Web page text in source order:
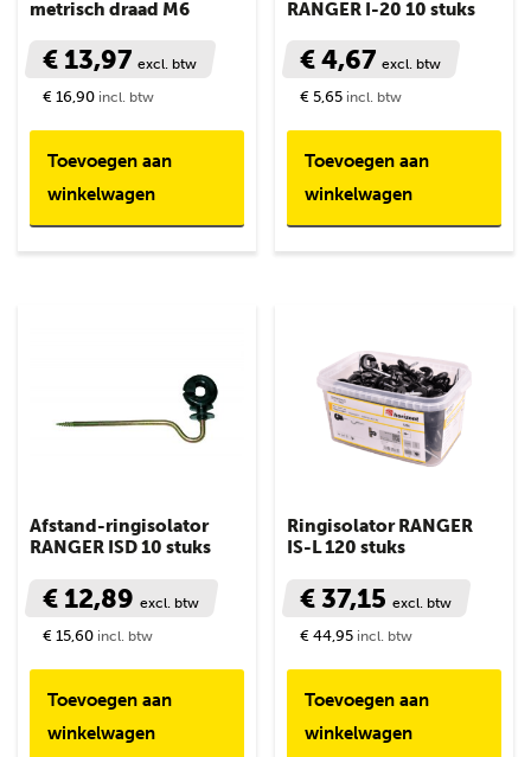
metrisch draad M6
€ 13,97 excl. btw
€ 16,90 incl. btw
Toevoegen aan
winkelwagen
RANGER I-20 10 stuks
€ 4,67excl. btw
€ 5,65 incl. btw
Toevoegen aan
winkelwagen
Afstand-ringisolator
RANGER ISD 10 stuks
€ 12,89 excl. btw
€ 15,60 incl. btw
Toevoegen aan
winkelwagen
Ringisolator RANGER
IS-L 120 stuks
€ 37,15excl. btw
€ 44,95 incl. btw
Toevoegen aan
winkelwagen